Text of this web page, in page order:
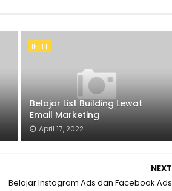
IFTTT
Belajar List Building Lewat
Email Marketing
April 17, 2022
NEXT
Belajar Instagram Ads dan Facebook Ads